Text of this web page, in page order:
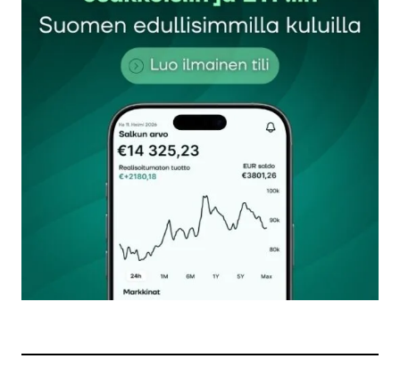
Sähköpostiosoitettasi ei julkaista.Pakolliset
kentät on merkitty*
Kommentti*
Nimesi tai nimimerkkisi
Sähköpostiosoitteesi
Tilaa SalkunRakentajan uutiskirje